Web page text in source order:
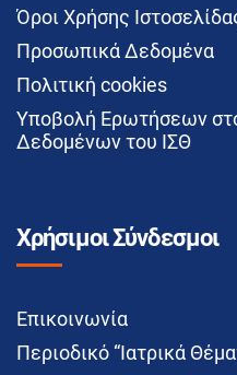
Όροι Χρήσης
Προσωπικά Δεδομένα
Πολιτική cookies
Υποβολή Ερωτήσεων
Δεδομένων του ΙΣΘ
Χρήσιμοι Σύνδεσμοι
Επικοινωνία
Περιοδικό “Ιατρικά